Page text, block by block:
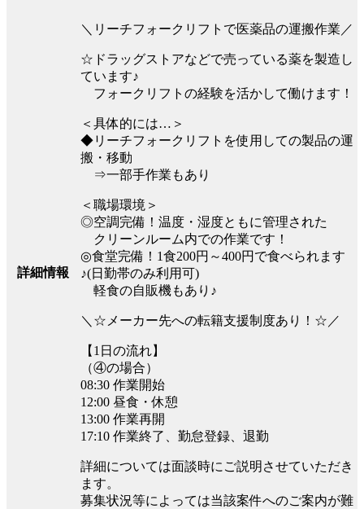
詳細情報
＼リーチフォークリフトで医薬品の運搬作業／
☆ドラッグストアなどで売っている薬を製造し
ています♪
フォークリフトの経験を活かして働けます！
＜具体的には…＞
◆リーチフォークリフトを使用しての製品の運
搬・移動
⇒一部手作業もあり
＜職場環境＞
◎空調完備！温度・湿度ともに管理された
クリーンルーム内での作業です！
◎食堂完備！1食200円～400円で食べられます
♪(日勤帯のみ利用可)
軽食の自販機もあり♪
＼☆メーカー先への転籍支援制度あり！☆／
【1日の流れ】
（④の場合）
08:30 作業開始
12:00 昼食・休憩
13:00 作業再開
17:10 作業終了、勤怠登録、退勤
詳細については面談時にご説明させていただき
ます。
募集状況等によっては当該案件へのご案内が難